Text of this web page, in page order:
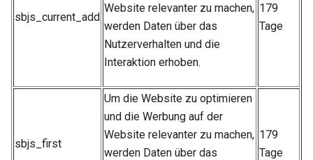
sbjs_current_add
Website relevanter zu machen,
werden Daten über das
Nutzerverhalten und die
Interaktion erhoben.
179
Tage
sbjs_first
Um die Website zu optimieren
und die Werbung auf der
Website relevanter zu machen,
werden Daten über das
179
Tage